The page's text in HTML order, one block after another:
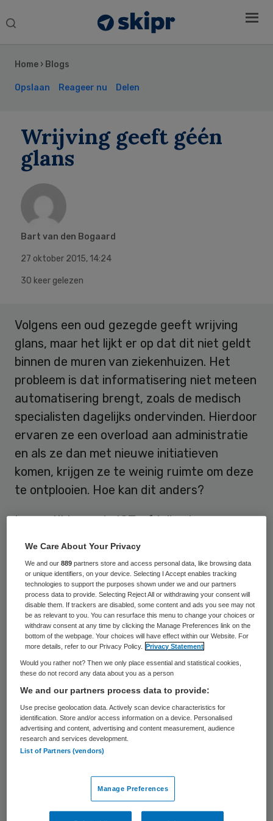
Search
Home › Blogs
Opslaan Reageer nu Delen
Wrijving geeft géén
glans
Bart van den Bogaard
27 oktober 2015, 14:24
30 keer gelezen
Volgens een oud gezegde geeft wrijving
glans, maar het lijkt er op dat dit niet geldt
binnen de muren van ziekenhuizen. Het
probleem is dat informatisering niet meteen
automatisering brengt, zoals de medisch
specialisten dagelijks ondervinden. Hierdoor
ervaren ze een overload aan administratie
en als ze dan met nieuwe initiatieven
komen, krijgen ze te weinig ruimte om deze
te ontplooien. Hoe kan dit anders?
Lange tijd was de ICT-afdeling heer en
applicatielandschap. Als medisch specialist
moest je het nu eenmaal doen met de
systemen die ter beschikking werden
gesteld. Vooral door de opkomst van
smartphones in de zorg is dit systeem al
lang niet meer houdbaar. Als kleine
haarscheurtjes in de wand van een nucleair
reactorvat beginnen de gevolgen van het
zogenaamde ‘bring-your-own-device’
paradigma zich langzaam af te tekenen
binnen de muren van het ziekenhuis.
verschijnsel dat nieuwe IT-toepassingen
eerst opkomen in de consumentenmarkt,
Sidebar
We Care About Your Privacy
We and our889 partners store and access personal data, like browsing data
or unique identifiers, on your device. Selecting I Accept enables tracking
technologies to support the purposes shown under we and our partners
process data to provide. Selecting Reject All or withdrawing your consent will
disable them. If trackers are disabled, some content and ads you see may not
be as relevant to you. You can resurface this menu to change your choices or
withdraw consent at any time by clicking the Manage Preferences link on the
bottom of the webpage. Your choices will have effect within our Website. For
more details, refer to our Privacy Policy.
Privacy Statement
Would you rather not? Then we only place essential and statistical cookies,
these do not record any data about you as a person
We and our partners process data to provide:
Use precise geolocation data. Actively scan device characteristics for
identification. Store and/or access information on a device. Personalised
advertising and content, advertising and content measurement, audience
research and services development.
List of Partners (vendors)
Manage Preferences